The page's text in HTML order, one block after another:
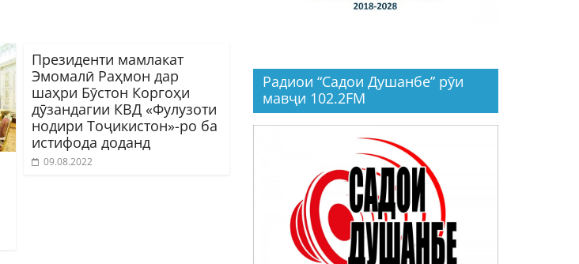
Президенти мамлакат
Эмомалӣ Раҳмон дар
шаҳри Бӯстон Коргоҳи
дӯзандагии КВД «Фулузоти
нодири Тоҷикистон»-ро ба
истифода доданд
09.08.2022
Радиои “Садои Душанбе” рӯи
мавҷи 102.2FM